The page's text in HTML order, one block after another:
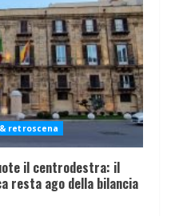
retroscena
il centrodestra: il
resta ago della bilancia